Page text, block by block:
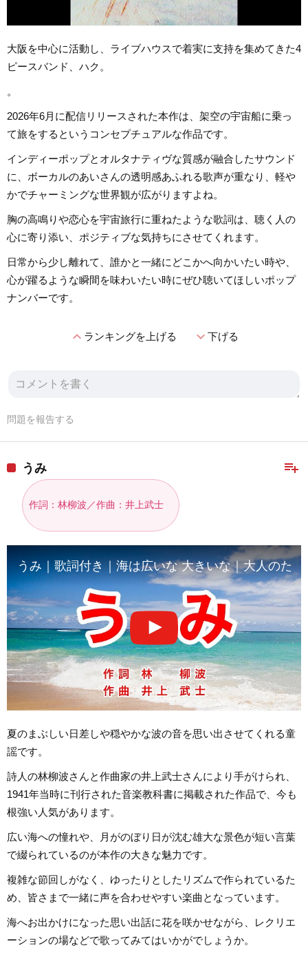
大阪を中心に活動し、ライブハウスで着実に支持を集めてきた4
ピースバンド、ハク。
。
2026年6月に配信リリースされた本作は、架空の宇宙船に乗っ
て旅をするというコンセプチュアルな作品です。
インディーポップとオルタナティヴな質感が融合したサウンド
に、ボーカルのあいさんの透明感あふれる歌声が重なり、軽や
かでチャーミングな世界観が広がりますよね。
胸の高鳴りや恋心を宇宙旅行に重ねたような歌詞は、聴く人の
心に寄り添い、ポジティブな気持ちにさせてくれます。
日常から少し離れて、誰かと一緒にどこかへ向かいたい時や、
心が躍るような瞬間を味わいたい時にぜひ聴いてほしいポップ
ナンバーです。
expand_lessランキングを上げる expand_more下げる
問題を報告する
playlist_add
うみ
作詞：林柳波／作曲：井上武士
うみ｜歌詞付き｜海は広いな 大きいな｜大人のた
夏のまぶしい日差しや穏やかな波の音を思い出させてくれる童
謡です。
詩人の林柳波さんと作曲家の井上武士さんにより手がけられ、
1941年当時に刊行された音楽教科書に掲載された作品で、今も
根強い人気があります。
広い海への憧れや、月がのぼり日が沈む雄大な景色が短い言葉
で綴られているのが本作の大きな魅力です。
複雑な節回しがなく、ゆったりとしたリズムで作られているた
め、皆さまで一緒に声を合わせやすい楽曲となっています。
海へお出かけになった思い出話に花を咲かせながら、レクリエ
ーションの場などで歌ってみてはいかがでしょうか。